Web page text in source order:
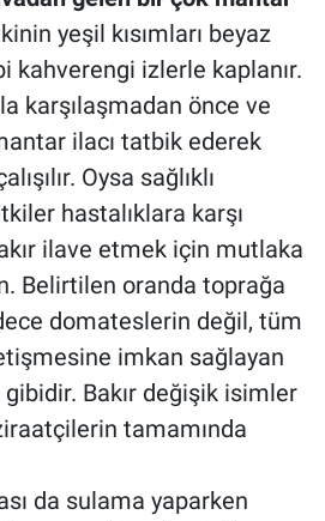
yeşil kısımları beyaz
kahverengi izlerle kaplanır.
karşılaşmadan önce ve
ilacı tatbik ederek
Oysa sağlıklı
hastalıklara karşı
ilave etmek için mutlaka
Belirtilen oranda toprağa
domateslerin değil, tüm
imkan sağlayan
gibidir. Bakır değişik isimler
tamamında
da sulama yaparken